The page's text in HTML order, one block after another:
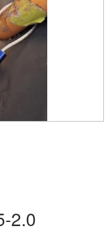
2.0